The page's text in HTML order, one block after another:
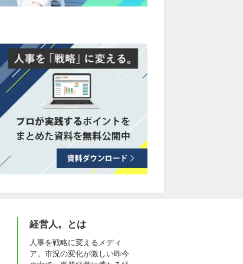
経営人。とは
人事を戦略に変えるメディ
ア。市況の変化が激しい昨今